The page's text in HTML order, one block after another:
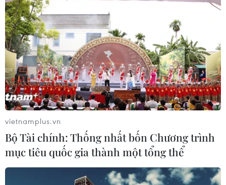
vietnamplus.vn
Bộ Tài chính: Thống nhất bốn Chương trình
mục tiêu quốc gia thành một tổng thể